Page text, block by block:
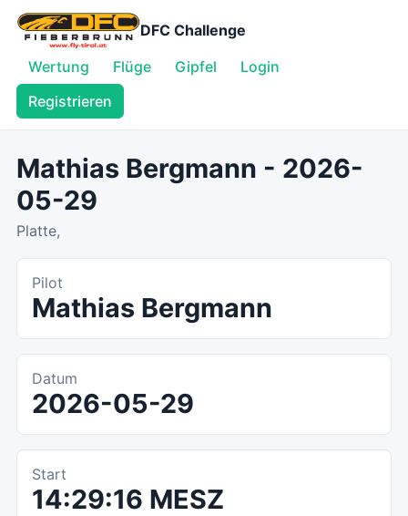
DFC Challenge
Wertung
Flüge Gipfel
Login
Registrieren
Mathias Bergmann - 2026-
05-29
Platte,
Pilot
Mathias Bergmann
Datum
2026-05-29
Start
14:29:16 MESZ